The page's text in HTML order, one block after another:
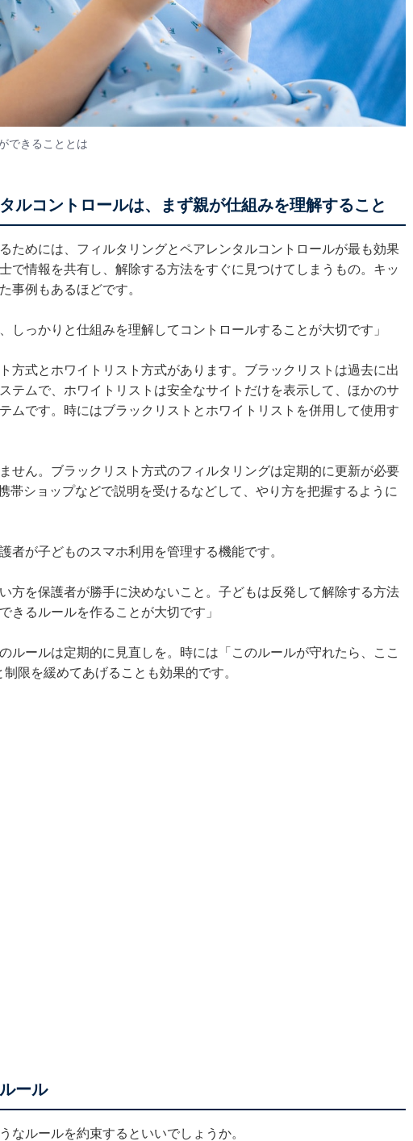
できることとは
ルコントロールは、まず親が仕組みを理解すること
ためには、フィルタリングとペアレンタルコントロールが最も効果
で情報を共有し、解除する方法をすぐに見つけてしまうもの。キッ
事例もあるほどです。
しっかりと仕組みを理解してコントロールすることが大切です」
方式とホワイトリスト方式があります。ブラックリストは過去に出
テムで、ホワイトリストは安全なサイトだけを表示して、ほかのサ
ムです。時にはブラックリストとホワイトリストを併用して使用す
せん。ブラックリスト方式のフィルタリングは定期的に更新が必要
帯ショップなどで説明を受けるなどして、やり方を把握するように
者が子どものスマホ利用を管理する機能です。
方を保護者が勝手に決めないこと。子どもは反発して解除する方法
きるルールを作ることが大切です」
ルールは定期的に見直しを。時には「このルールが守れたら、ここ
限を緩めてあげることも効果的です。
ール
なルールを約束するといいでしょうか。